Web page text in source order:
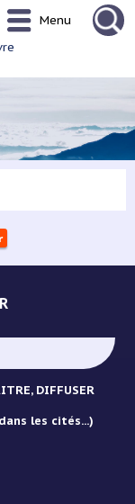
Menu
DIFFUSER
les cités...)